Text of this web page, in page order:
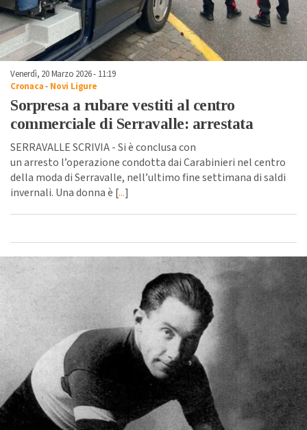
Venerdì, 20 Marzo 2026 - 11:19
Cronaca- Novi Ligure
Sorpresa a rubare vestiti al centro
commerciale di Serravalle: arrestata
SERRAVALLE SCRIVIA - Si è conclusa con
un arresto l’operazione condotta dai Carabinieri nel centro
della moda di Serravalle, nell’ultimo fine settimana di saldi
invernali. Una donna è [...]